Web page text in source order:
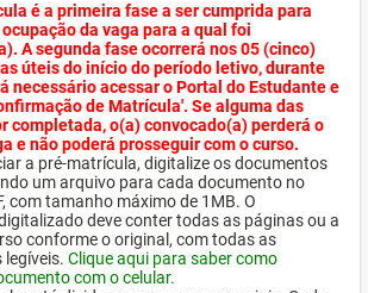
é a primeira fase a ser cumprida para
da vaga para a qual foi
A segunda fase ocorrerá nos 05 (cinco)
úteis do início do período letivo, durante
necessário acessar o Portal do Estudante e
de Matrícula'. Se alguma das
completada, o(a) convocado(a) perderá o
e não poderá prosseguir com o curso.
a pré-matrícula, digitalize os documentos
um arquivo para cada documento no
com tamanho máximo de 1MB. O
deve conter todas as páginas ou a
conforme o original, com todas as
legíveis. Clique aqui para saber como
com o celular.